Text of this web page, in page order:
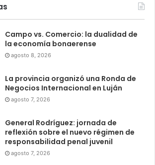
Campo vs. Comercio: la dualidad de
la economía bonaerense
agosto 8, 2026
La provincia organizó una Ronda de
Negocios Internacional en Luján
agosto 7, 2026
General Rodríguez: jornada de
reflexión sobre el nuevo régimen de
responsabilidad penal juvenil
agosto 7, 2026